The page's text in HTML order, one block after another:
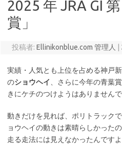
2025 年 JRA GI
賞」
投稿者: Ellinikonblue.com 管理人
実績・人気とも上位を占める神戸
のショウヘイ 、さらに今年の青葉
きにケチのつけようはありませんで
動きだけを見れば、ポリトラック
ョウヘイの動きは素晴らしかった
走る走法には見えなかったんです